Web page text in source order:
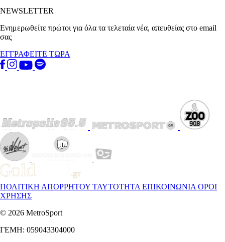
NEWSLETTER
Ενημερωθείτε πρώτοι για όλα τα τελεταία νέα, απευθείας στο email
σας
ΕΓΓΡΑΦΕΙΤΕ ΤΩΡΑ
ΠΟΛΙΤΙΚΗ ΑΠΟΡΡΗΤΟΥ ΤΑΥΤΟΤΗΤΑ ΕΠΙΚΟΙΝΩΝΙΑ ΟΡΟΙ
ΧΡΗΣΗΣ
© 2026 MetroSport
ΓΕΜΗ: 059043304000